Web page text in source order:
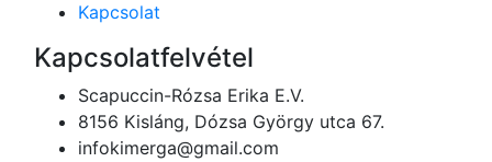
Kapcsolat
Kapcsolatfelvétel
Scapuccin-Rózsa Erika E.V.
8156 Kisláng, Dózsa György utca 67.
infokimerga@gmail.com